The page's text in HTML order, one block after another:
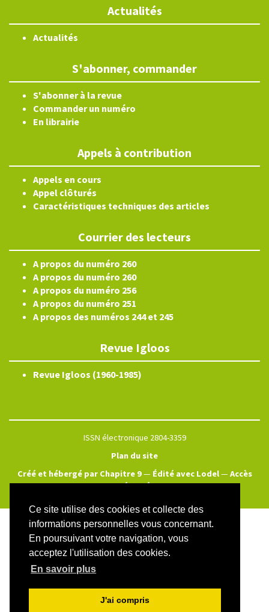
Ce site utilise des cookies et collecte des
informations personnelles vous concernant.
En poursuivant votre navigation, vous
acceptez l'utilisation des cookies.
En savoir plus
J'ai compris
Actualités
Actualités
S'abonner, commander
S'abonner à la revue
Commander un numéro
En librairie
Appels à contribution
Appels en cours
Appel clôturés
Caractéristiques techniques des articles
Courrier des lecteurs
A propos du numéro 260
A propos du numéro 260
A propos du numéro 256
A propos du numéro 251
A propos des numéros 244 et 245
Revue Igloos
Revue Igloos (1960-1985)
ISSN électronique 2804-3359
Plan du site
Créé et hébergé par Chapitre 9— Édité avec Lodel— Accès
réservé